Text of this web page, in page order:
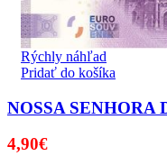
Rýchly náhľad
Pridať do košíka
NOSSA SENHORA
4,90€